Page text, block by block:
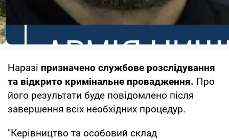
Наразі призначено службове розслідування
та відкрито кримінальне провадження. Про
його результати буде повідомлено після
завершення всіх необхідних процедур.
"Керівництво та особовий склад